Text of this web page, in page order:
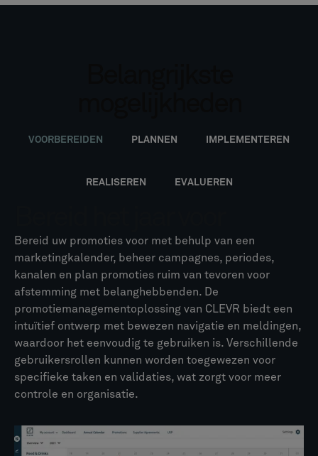
VOORBEREIDEN PLANNEN IMPLEMENTEREN
REALISEREN EVALUEREN
Bereid uw promoties voor met behulp van een
marketingkalender, beheer campagnes, periodes,
kanalen en plan promoties ruim van tevoren voor
afstemming met belanghebbenden. De
promotiemanagementoplossing van CLEVR biedt een
intuïtief ontwerp met bewezen navigatie en meldingen,
waardoor het eenvoudig te gebruiken is. Verschillende
gebruikersrollen kunnen worden toegewezen voor
specifieke taken en validaties, wat zorgt voor meer
controle en organisatie.